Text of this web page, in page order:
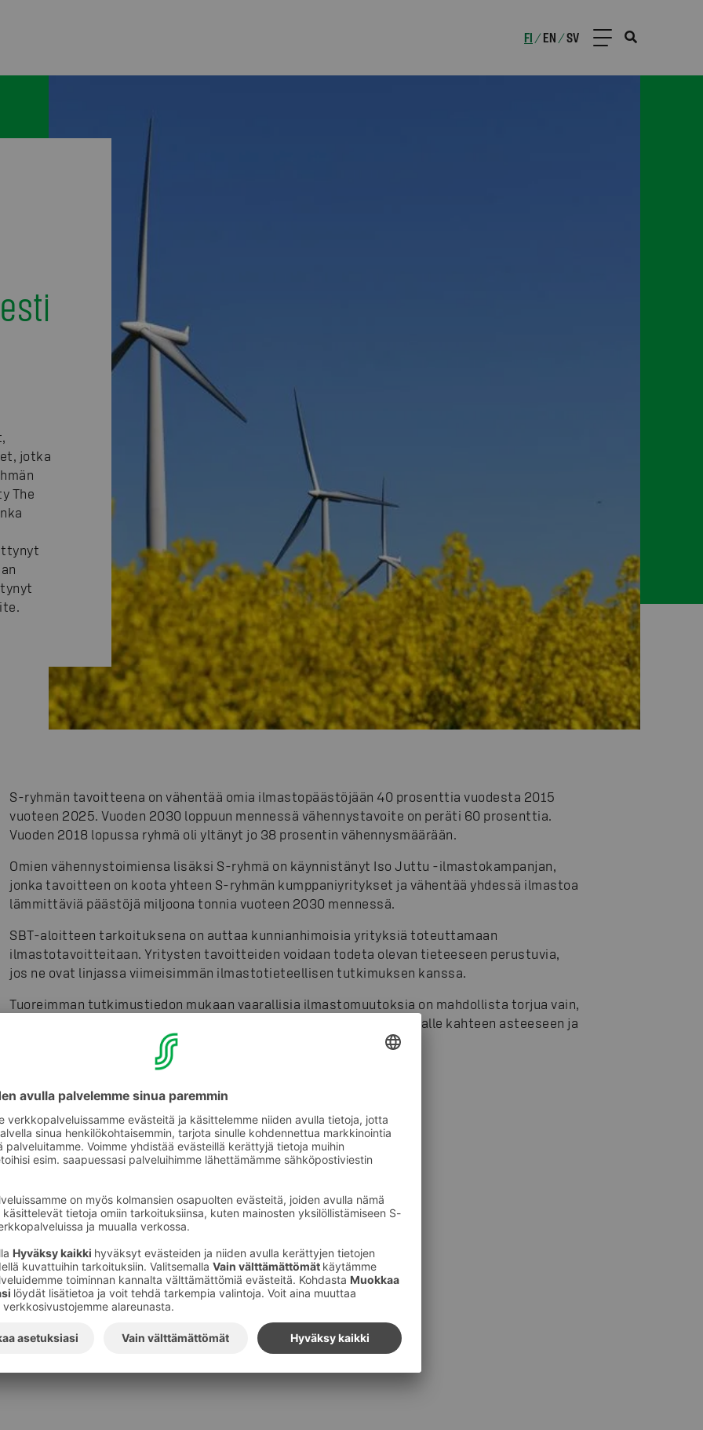
FI /EN /SV
jotka
The
S-ryhmän tavoitteena on vähentää omia ilmastopäästöjään 40 prosenttia vuodesta 2015
vuoteen 2025. Vuoden 2030 loppuun mennessä vähennystavoite on peräti 60 prosenttia.
Vuoden 2018 lopussa ryhmä oli yltänyt jo 38 prosentin vähennysmäärään.
Omien vähennystoimiensa lisäksi S-ryhmä on käynnistänyt Iso Juttu -ilmastokampanjan,
jonka tavoitteen on koota yhteen S-ryhmän kumppaniyritykset ja vähentää yhdessä ilmastoa
lämmittäviä päästöjä miljoona tonnia vuoteen 2030 mennessä.
SBT-aloitteen tarkoituksena on auttaa kunnianhimoisia yrityksiä toteuttamaan
ilmastotavoitteitaan. Yritysten tavoitteiden voidaan todeta olevan tieteeseen perustuvia,
jos ne ovat linjassa viimeisimmän ilmastotieteellisen tutkimuksen kanssa.
Tuoreimman tutkimustiedon mukaan vaarallisia ilmastomuutoksia on mahdollista torjua vain,
jos ilmaston maailmanlaajuinen lämpeneminen rajoitetaan selvästi alle kahteen asteeseen ja
jos samalla tavoitellaan muutoksen pitämistä alle 1,5 asteessa.
Tilaa S-ryhmän tiedotteet